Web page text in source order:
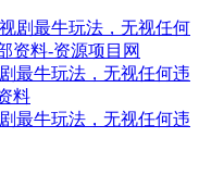
最牛玩法，无视任何违
料
最牛玩法，无视任何违